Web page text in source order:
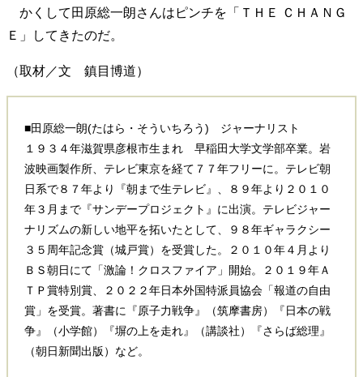
私を彩るエッセンス
60代のネクストステージ
かくして田原総一朗さんはピンチを「ＴＨＥ ＣＨＡＮＧ
Ｅ」してきたのだ。
（取材／文 鎮目博道）
■田原総一朗(たはら・そういちろう) ジャーナリスト
１９３４年滋賀県彦根市生まれ 早稲田大学文学部卒業。岩
波映画製作所、テレビ東京を経て７７年フリーに。テレビ朝
日系で８７年より『朝まで生テレビ』、８９年より２０１０
年３月まで『サンデープロジェクト』に出演。テレビジャー
ナリズムの新しい地平を拓いたとして、９８年ギャラクシー
３５周年記念賞（城戸賞）を受賞した。２０１０年４月より
ＢＳ朝日にて「激論！クロスファイア」開始。２０１９年Ａ
ＴＰ賞特別賞、２０２２年日本外国特派員協会「報道の自由
賞」を受賞。著書に『原子力戦争』（筑摩書房）『日本の戦
争』（小学館）『塀の上を走れ』（講談社）『さらば総理』
（朝日新聞出版）など。